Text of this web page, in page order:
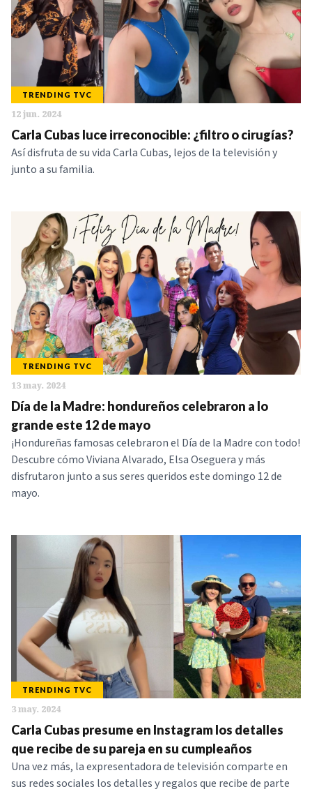
TRENDING TVC
12 jun. 2024
Carla Cubas luce irreconocible: ¿filtro o cirugías?
Así disfruta de su vida Carla Cubas, lejos de la televisión y
junto a su familia.
TRENDING TVC
13 may. 2024
Día de la Madre: hondureños celebraron a lo
grande este 12 de mayo
¡Hondureñas famosas celebraron el Día de la Madre con todo!
Descubre cómo Viviana Alvarado, Elsa Oseguera y más
disfrutaron junto a sus seres queridos este domingo 12 de
mayo.
TRENDING TVC
3 may. 2024
Carla Cubas presume en Instagram los detalles
que recibe de su pareja en su cumpleaños
Una vez más, la expresentadora de televisión comparte en
sus redes sociales los detalles y regalos que recibe de parte